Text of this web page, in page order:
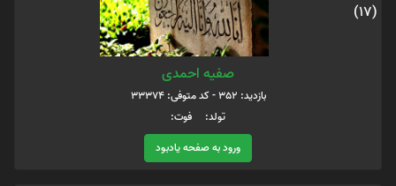
(17)
صفیه احمدی
بازدید: 352 - کد متوفی: 33374
تولد: فوت:
ورود به صفحه یادبود